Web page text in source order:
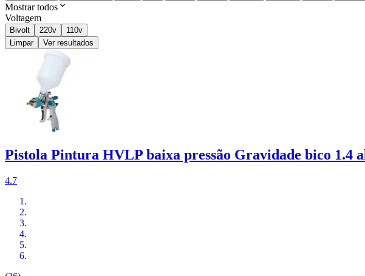
Mostrar todos
Voltagem
Bivolt 220v
110v
Limpar
Ver resultados
Pistola Pintura HVLP baixa pressão Gravidade bico 1.4
4.7